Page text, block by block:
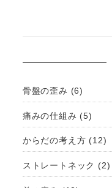
骨盤の歪み (6)
痛みの仕組み (5)
からだの考え方 (12)
ストレートネック (2)